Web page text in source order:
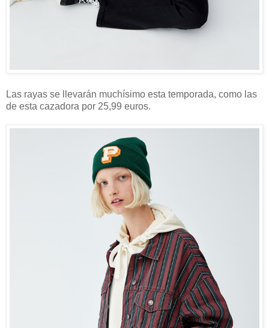
Las rayas se llevarán muchísimo esta temporada, como las
de esta cazadora por 25,99 euros.